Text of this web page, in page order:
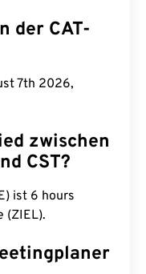
der CAT-
7th 2026,
zwischen
CST?
ist 6 hours
(ZIEL).